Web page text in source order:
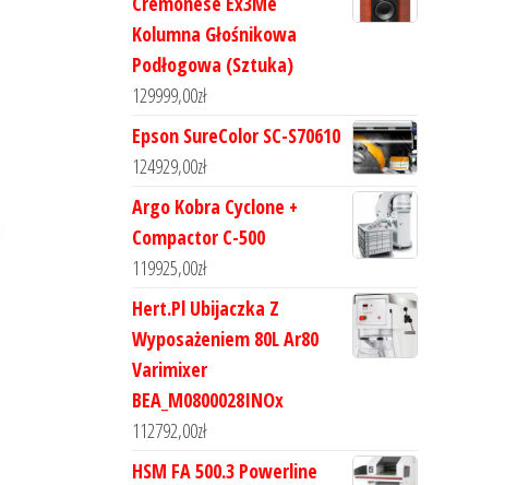
Kolumna Głośnikowa
Podłogowa (Sztuka)
129999,00zł
Epson SureColor SC-S70610
124929,00zł
Argo Kobra Cyclone +
Compactor C-500
119925,00zł
Hert.Pl Ubijaczka Z
Wyposażeniem 80L Ar80
Varimixer
BEA_M0800028INOx
112792,00zł
HSM FA 500.3 Powerline